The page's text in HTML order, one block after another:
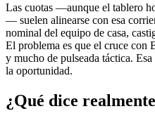
Las cuotas —aunque el tablero
— suelen alinearse con esa
nominal del equipo de casa,
El problema es que el cruce con
y mucho de pulseada táctica.
la oportunidad.
¿Qué dice